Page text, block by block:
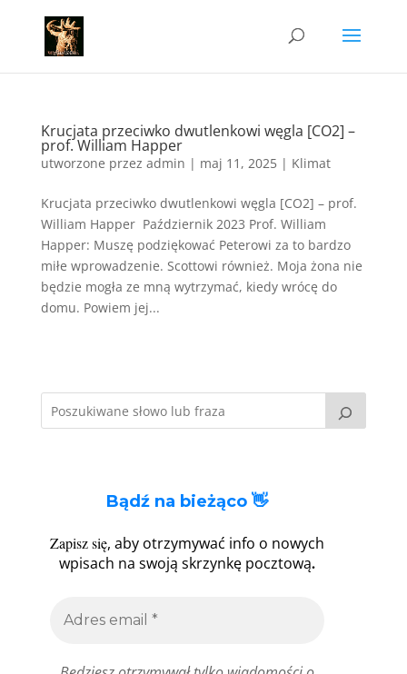
Krucjata przeciwko dwutlenkowi węgla [CO2] –
prof. William Happer
utworzone przez admin | maj 11, 2025| Klimat
Krucjata przeciwko dwutlenkowi węgla [CO2] – prof.
William Happer Październik 2023 Prof. William
Happer: Muszę podziękować Peterowi za to bardzo
miłe wprowadzenie. Scottowi również. Moja żona nie
będzie mogła ze mną wytrzymać, kiedy wrócę do
domu. Powiem jej...
Bądź na bieżąco 👋
Zapisz się, aby otrzymywać info o nowych
wpisach na swoją skrzynkę pocztową.